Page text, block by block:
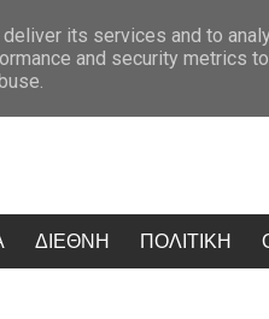
πολύ, δεν θα σε ξεχάσω ποτέ
ΔΙΕΘΝΗ ΠΟΛΙΤΙΚΗ
its services and to
and security metrics